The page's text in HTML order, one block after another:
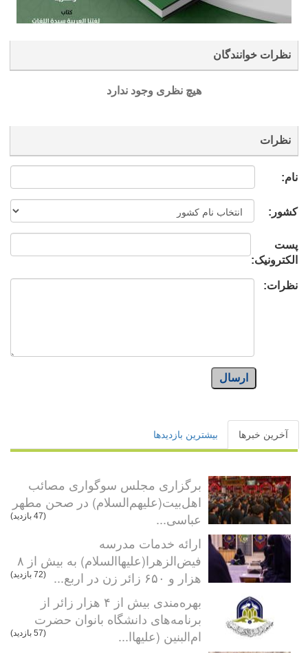
نظرات خوانندگان
هیچ نظری وجود ندارد
نظرات
نام:
کشور:
پست
الکترونیک:
نظرات:
ارسال
آخرین خبرها بیشترین بازدیدها
برگزاری مجلس سوگواری مصائب
اهل‌بیت(علیهم‌السلام) در صحن مطهر
عباسی...
(47 بازدید)
ارائه خدمات مدرسه
فیض‌الزهرا(علیهاالسلام) به بیش از ۸
هزار و ۶۵۰ زائر زن در اربع...
(72 بازدید)
بهره‌مندی بیش از ۴ هزار زائر از
برنامه‌های دانشگاه بانوان حضرت
ام‌البنین (علیهاا...
(57 بازدید)